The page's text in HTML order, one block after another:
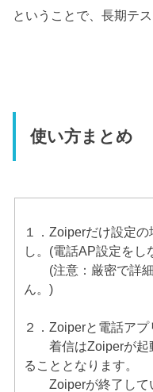
ということで、長期テ
使い方まとめ
１．Zoiperだけ設定
し。(電話AP設定をし
(注意：厳密で詳細
ん。)
２．Zoiperと電話アプ
着信はZoiperが起
ることとなります。
Zoiperが終了して